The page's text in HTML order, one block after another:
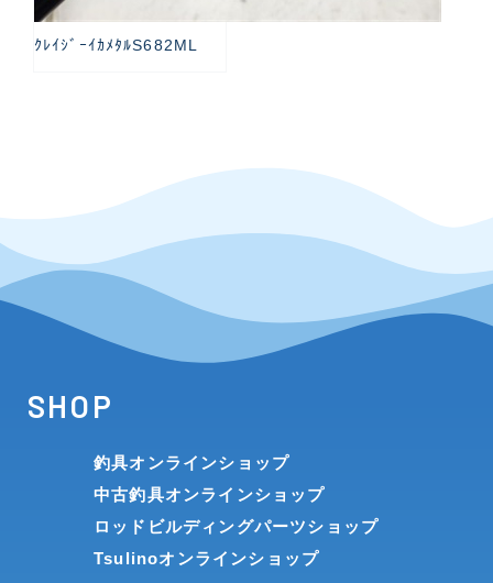
ｸﾚｲｼﾞｰｲｶﾒﾀﾙS682ML
SHOP
釣具オンラインショップ
中古釣具オンラインショップ
ロッドビルディングパーツショップ
Tsulinoオンラインショップ